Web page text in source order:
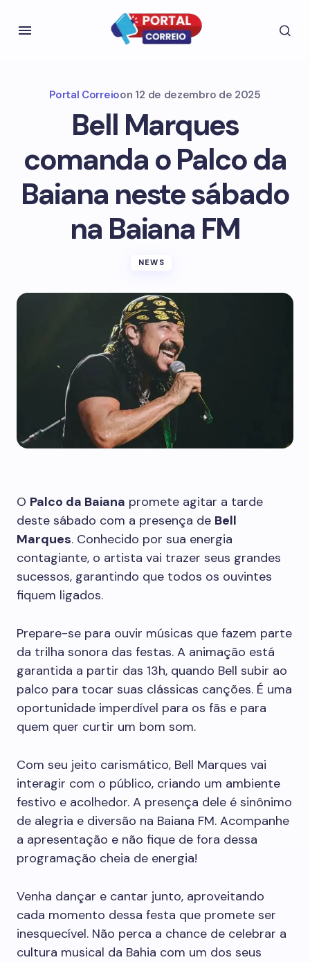
Portal Correioon 12 de dezembro de 2025
Bell Marques
comanda o Palco da
Baiana neste sábado
na Baiana FM
NEWS
O Palco da Baiana promete agitar a tarde
deste sábado com a presença de Bell
Marques. Conhecido por sua energia
contagiante, o artista vai trazer seus grandes
sucessos, garantindo que todos os ouvintes
fiquem ligados.
Prepare-se para ouvir músicas que fazem parte
da trilha sonora das festas. A animação está
garantida a partir das 13h, quando Bell subir ao
palco para tocar suas clássicas canções. É uma
oportunidade imperdível para os fãs e para
quem quer curtir um bom som.
Com seu jeito carismático, Bell Marques vai
interagir com o público, criando um ambiente
festivo e acolhedor. A presença dele é sinônimo
de alegria e diversão na Baiana FM. Acompanhe
a apresentação e não fique de fora dessa
programação cheia de energia!
Venha dançar e cantar junto, aproveitando
cada momento dessa festa que promete ser
inesquecível. Não perca a chance de celebrar a
cultura musical da Bahia com um dos seus